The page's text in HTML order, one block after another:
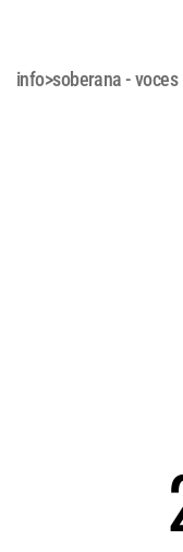
info>soberana -